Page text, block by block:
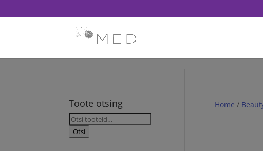
// Revoke consent before 'init' is called fbq('consent', 'revoke'); fbq('init',
Home /
Toote otsing
Otsi:
Otsi